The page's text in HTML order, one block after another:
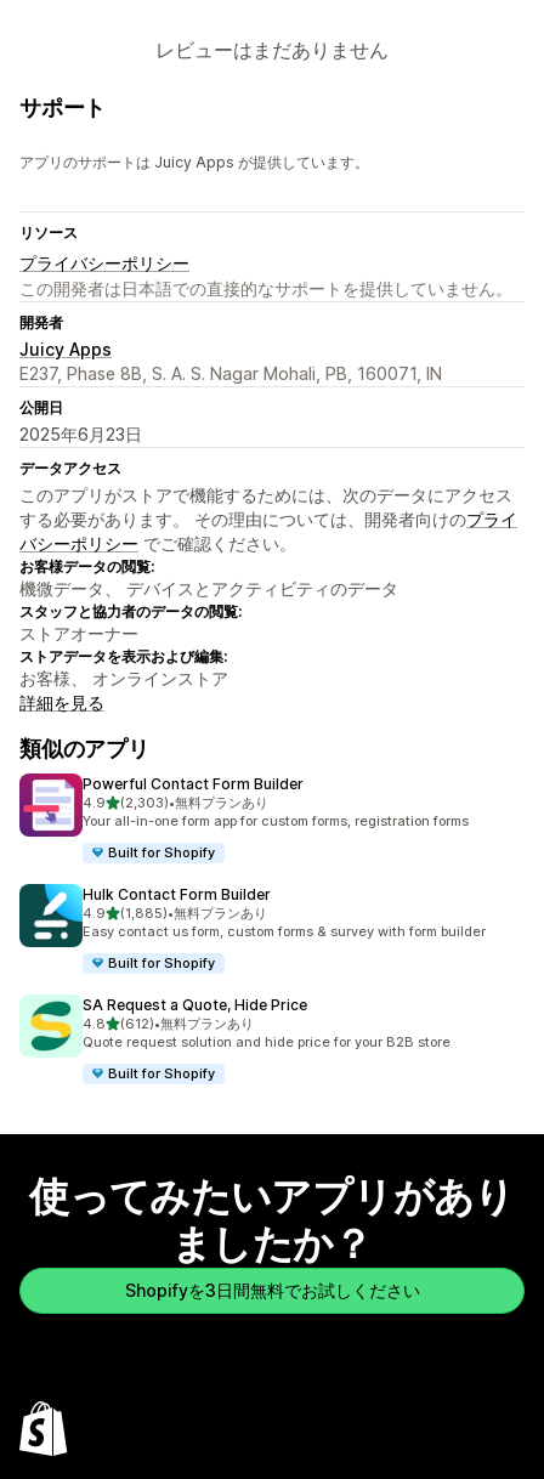
レビューはまだありません
サポート
アプリのサポートは Juicy Apps が提供しています。
リソース
プライバシーポリシー
この開発者は日本語での直接的なサポートを提供していません。
開発者
Juicy Apps
E237, Phase 8B, S. A. S. Nagar Mohali, PB, 160071, IN
公開日
2025年6月23日
データアクセス
このアプリがストアで機能するためには、次のデータにアクセス
する必要があります。 その理由については、開発者向けのプライ
バシーポリシー でご確認ください。
お客様データの閲覧:
機微データ、 デバイスとアクティビティのデータ
スタッフと協力者のデータの閲覧:
ストアオーナー
ストアデータを表示および編集:
お客様、 オンラインストア
詳細を見る
類似のアプリ
Powerful Contact Form Builder
4.95つ星中
(2,303)
合計レビュー数：2303件
•無料プランあり
Your all-in-one form app for custom forms, registration forms
Built for Shopify
Hulk Contact Form Builder
4.95つ星中
(1,885)
合計レビュー数：1885件
•無料プランあり
Easy contact us form, custom forms & survey with form builder
Built for Shopify
SA Request a Quote, Hide Price
4.85つ星中
(612)
合計レビュー数：612件
•無料プランあり
Quote request solution and hide price for your B2B store
Built for Shopify
使ってみたいアプリがあり
ましたか？
Shopifyを3日間無料でお試しください